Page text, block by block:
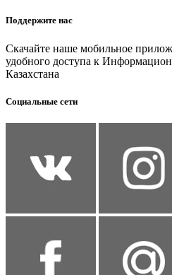
Поддержите нас
Скачайте наше мобильное
удобного доступа к
Казахстана
Социальные сети